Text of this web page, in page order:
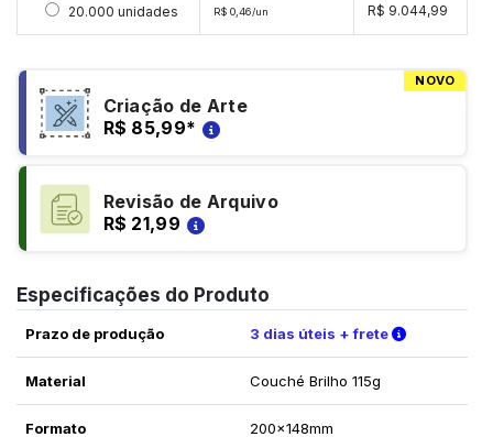
Selecionar 20000 unidades
20.000 unidades R$ 0,46/un R$ 9.044,99
NOVO
Criação de Arte
R$ 85,99*
Revisão de Arquivo
R$ 21,99
Especificações do Produto
Prazo de produção 3 dias úteis + frete Verifique
Material Couché Brilho 115g
Formato 200x148mm